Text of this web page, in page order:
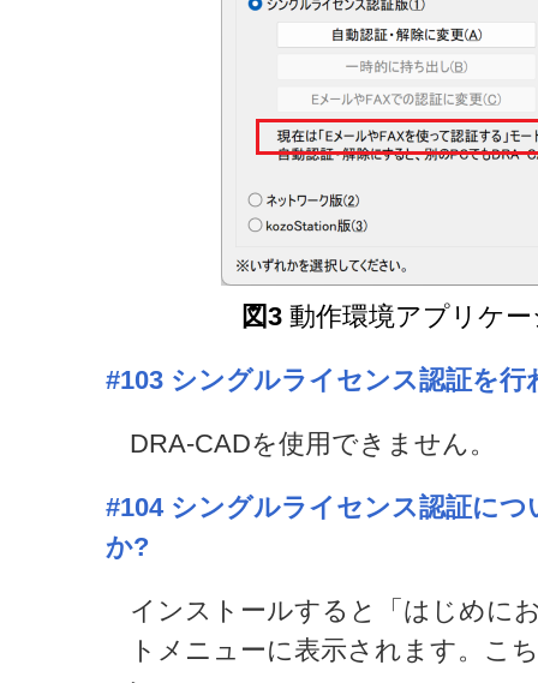
図3動作環境アプリケ
#103 シングルライセンス認証を
DRA-CADを使用できません。
#104シングルライセンス認証につ
か?
インストールすると「はじめに
トメニューに表示されます。こ